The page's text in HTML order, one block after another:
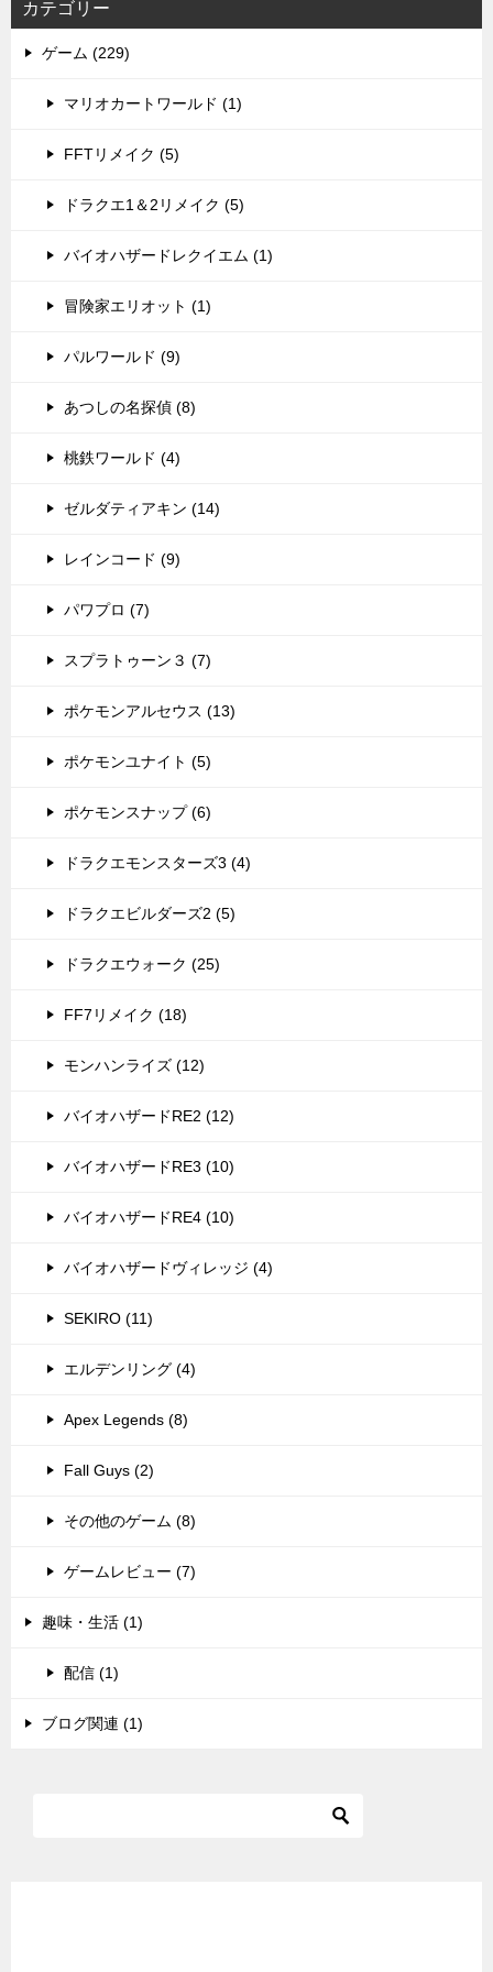
カテゴリー
ゲーム (229)
マリオカートワールド (1)
FFTリメイク (5)
ドラクエ1＆2リメイク (5)
バイオハザードレクイエム (1)
冒険家エリオット (1)
パルワールド (9)
あつしの名探偵 (8)
桃鉄ワールド (4)
ゼルダティアキン (14)
レインコード (9)
パワプロ (7)
スプラトゥーン３ (7)
ポケモンアルセウス (13)
ポケモンユナイト (5)
ポケモンスナップ (6)
ドラクエモンスターズ3 (4)
ドラクエビルダーズ2 (5)
ドラクエウォーク (25)
FF7リメイク (18)
モンハンライズ (12)
バイオハザードRE2 (12)
バイオハザードRE3 (10)
バイオハザードRE4 (10)
バイオハザードヴィレッジ (4)
SEKIRO (11)
エルデンリング (4)
Apex Legends (8)
Fall Guys (2)
その他のゲーム (8)
ゲームレビュー (7)
趣味・生活 (1)
配信 (1)
ブログ関連 (1)